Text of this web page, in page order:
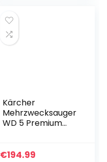
Kärcher
Mehrzwecksauger
WD 5 Premium
Nass- und
€194.99